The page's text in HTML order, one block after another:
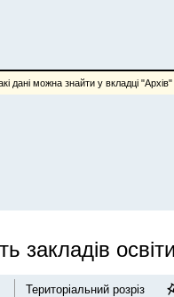
можна знайти у вкладці "Архів"
закладів освіти
Територіальний розріз